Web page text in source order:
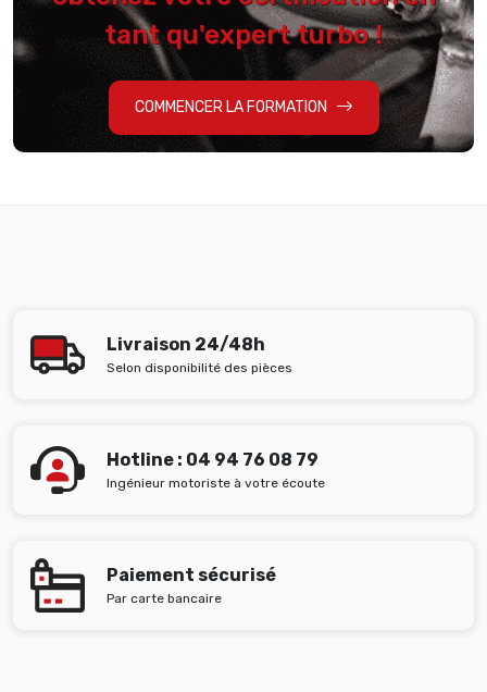
tant qu'expert turbo !
COMMENCER LA FORMATION
Livraison 24/48h
Selon disponibilité des pièces
Hotline : 04 94 76 08 79
Ingénieur motoriste à votre écoute
Paiement sécurisé
Par carte bancaire